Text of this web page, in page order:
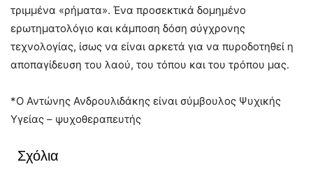
τριμμένα «ρήματα». Ένα προσεκτικά δομημένο
ερωτηματολόγιο και κάμποση δόση σύγχρονης
τεχνολογίας, ίσως να είναι αρκετά για να πυροδοτηθεί η
αποπαγίδευση του λαού, του τόπου και του τρόπου μας.
*Ο Αντώνης Ανδρουλιδάκης είναι σύμβουλος Ψυχικής
Υγείας – ψυχοθεραπευτής
Σχόλια